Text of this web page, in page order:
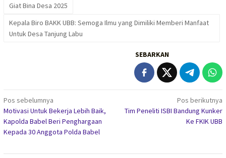
Giat Bina Desa 2025
Kepala Biro BAKK UBB: Semoga Ilmu yang Dimiliki Memberi Manfaat
Untuk Desa Tanjung Labu
SEBARKAN
Navigasi
pos
Pos sebelumnya
Motivasi Untuk Bekerja Lebih Baik,
Kapolda Babel Beri Penghargaan
Kepada 30 Anggota Polda Babel
Pos berikutnya
Tim Peneliti ISBI Bandung Kunker
Ke FKIK UBB